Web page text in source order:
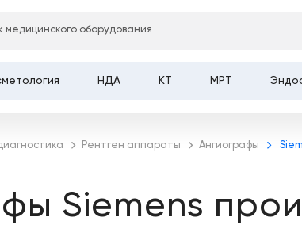
медицинского оборудования
НДА КТ МРТ
Рентген аппараты Ангиографы
Siemens